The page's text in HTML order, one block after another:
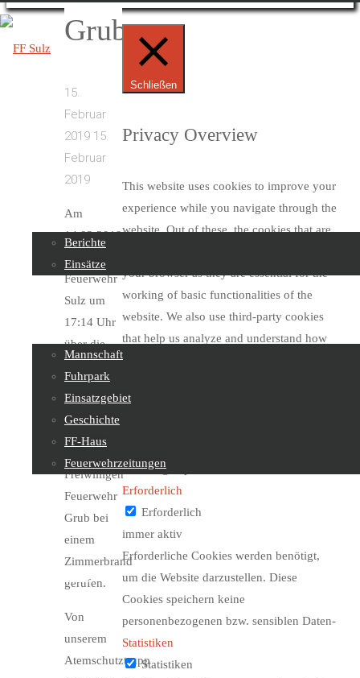
Berichte
Einsätze
Mannschaft
Fuhrpark
Einsatzgebiet
Geschichte
FF-Haus
Feuerwehrzeitungen
Sachgebiete
Kontakt
Grub
15.
Februar
2019 15.
Februar
2019
Am
14.02.2019
wurde die
Feuerwehr
Sulz um
17:14 Uhr
über die
Freiwilligen
Feuerwehr
Grub bei
einem
Zimmerbrand
gerufen.
Von
unserem
Atemschutztrupp
Schließen
Privacy Overview
This website uses cookies to improve your
experience while you navigate through the
website. Out of these, the cookies that are
your browser as they are essential for the
working of basic functionalities of the
website. We also use third-party cookies
that help us analyze and understand how
you use this website. These cookies will
consent. You also have the option to opt-
browsing experience.
Erforderlich
Erforderlich
immer aktiv
Erforderliche Cookies werden benötigt,
um die Website darzustellen. Diese
Cookies speichern keine
personenbezogenen bzw. sensiblen Daten-
Statistiken
Statistiken